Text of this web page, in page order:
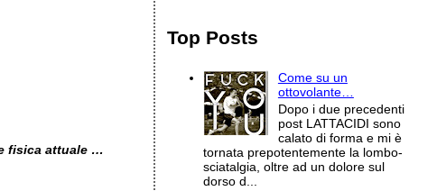
fisica attuale …
Top Posts
Come su un
ottovolante…
Dopo i due precedenti
post LATTACIDI sono
calato di forma e mi è
tornata prepotentemente la lombo-
sciatalgia, oltre ad un dolore sul
dorso d...